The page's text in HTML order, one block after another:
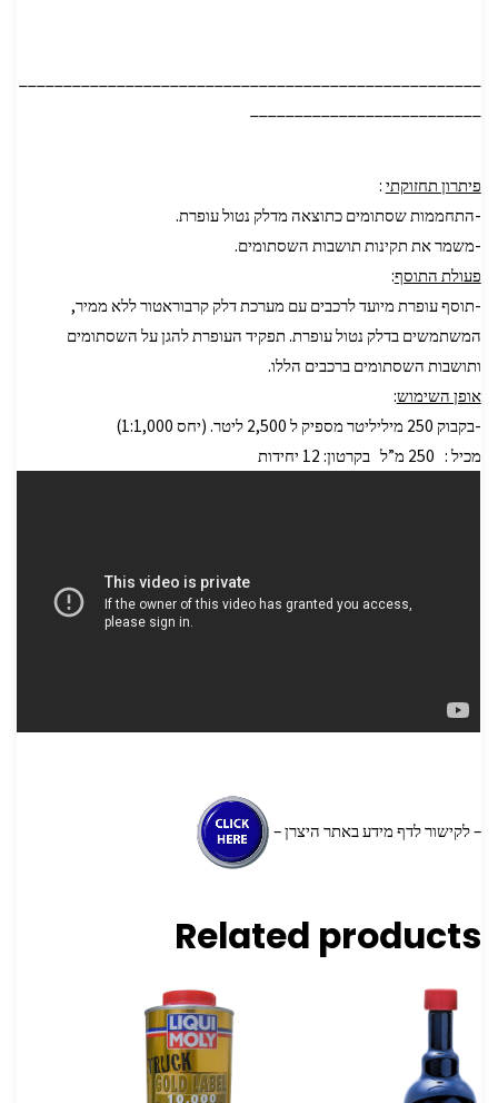
פיתרון תחזוקתי :
-התחממות שסתומים כתוצאה מדלק נטול עופרת.
-משמר את תקינות תושבות השסתומים.
פעולת התוסף:
-תוסף עופרת מיועד לרכבים עם מערכת דלק קרבוראטור ללא ממיר,
המשתמשים בדלק נטול עופרת. תפקיד העופרת להגן על השסתומים
ותושבות השסתומים ברכבים הללו.
אופן השימוש:
-בקבוק 250 מיליליטר מספיק ל 2,500 ליטר. (יחס 1:1,000)
מכיל : 250 מ”ל בקרטון: 12 יחידות
– לקישור לדף מידע באתר היצרן –
Related products